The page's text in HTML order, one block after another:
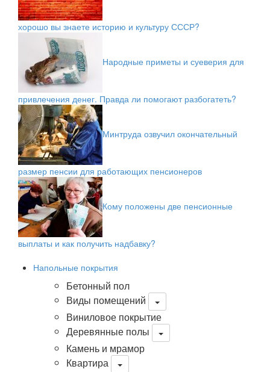
хорошо вы знаете историю и культуру СССР?
Народные приметы и суеверия для
привлечения денег. Правда ли помогают разбогатеть?
Минтруда озвучил окончательный
размер пенсии для работающих пенсионеров
Кому положены две пенсионные
выплаты и как получить надбавку?
Напольные покрытия
Бетонный пол
Виды помещений
Виниловое покрытие
Деревянные полы
Камень и мрамор
Квартира